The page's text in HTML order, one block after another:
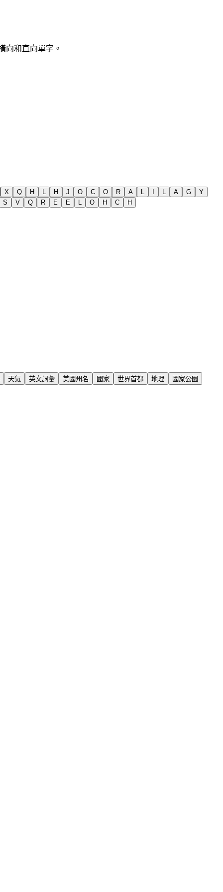
向和直向單字。
X Q H L H J O C O R A L I L A G
Y
S V Q R E E L O H C H
天氣 英文詞彙 美國州名 國家 世界首都 地理
國家公園